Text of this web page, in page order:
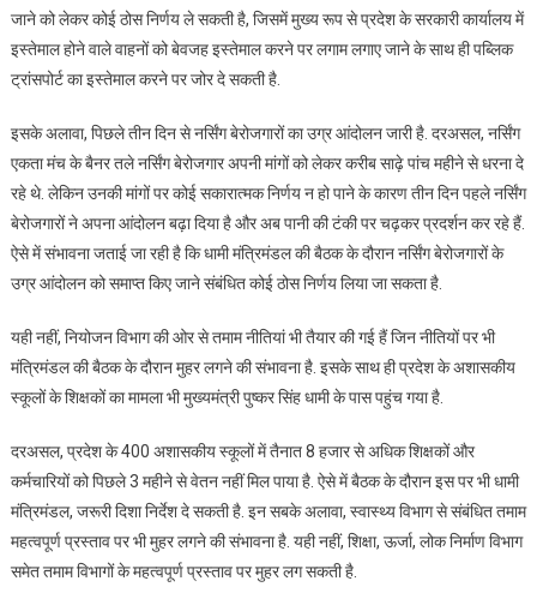
जाने को लेकर कोई ठोस निर्णय ले सकती है, जिसमें मुख्य रूप से प्रदेश के सरकारी कार्यालय में
इस्तेमाल होने वाले वाहनों को बेवजह इस्तेमाल करने पर लगाम लगाए जाने के साथ ही पब्लिक
ट्रांसपोर्ट का इस्तेमाल करने पर जोर दे सकती है.
इसके अलावा, पिछले तीन दिन से नर्सिंग बेरोजगारों का उग्र आंदोलन जारी है. दरअसल, नर्सिंग
एकता मंच के बैनर तले नर्सिंग बेरोजगार अपनी मांगों को लेकर करीब साढ़े पांच महीने से धरना दे
रहे थे. लेकिन उनकी मांगों पर कोई सकारात्मक निर्णय न हो पाने के कारण तीन दिन पहले नर्सिंग
बेरोजगारों ने अपना आंदोलन बढ़ा दिया है और अब पानी की टंकी पर चढ़कर प्रदर्शन कर रहे हैं.
ऐसे में संभावना जताई जा रही है कि धामी मंत्रिमंडल की बैठक के दौरान नर्सिंग बेरोजगारों के
उग्र आंदोलन को समाप्त किए जाने संबंधित कोई ठोस निर्णय लिया जा सकता है.
यही नहीं, नियोजन विभाग की ओर से तमाम नीतियां भी तैयार की गई हैं जिन नीतियों पर भी
मंत्रिमंडल की बैठक के दौरान मुहर लगने की संभावना है. इसके साथ ही प्रदेश के अशासकीय
स्कूलों के शिक्षकों का मामला भी मुख्यमंत्री पुष्कर सिंह धामी के पास पहुंच गया है.
दरअसल, प्रदेश के 400 अशासकीय स्कूलों में तैनात 8 हजार से अधिक शिक्षकों और
कर्मचारियों को पिछले 3 महीने से वेतन नहीं मिल पाया है. ऐसे में बैठक के दौरान इस पर भी धामी
मंत्रिमंडल, जरूरी दिशा निर्देश दे सकती है. इन सबके अलावा, स्वास्थ्य विभाग से संबंधित तमाम
महत्वपूर्ण प्रस्ताव पर भी मुहर लगने की संभावना है. यही नहीं, शिक्षा, ऊर्जा, लोक निर्माण विभाग
समेत तमाम विभागों के महत्वपूर्ण प्रस्ताव पर मुहर लग सकती है.